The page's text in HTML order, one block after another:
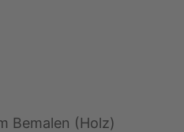
Bemalen (Holz)